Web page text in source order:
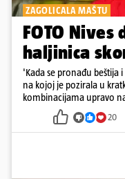
ZAGOLICALA MAŠTU
FOTO Nives
haljinica
'Kada se pronađu beštija
na kojoj je pozirala u
kombinacijama upravo
20